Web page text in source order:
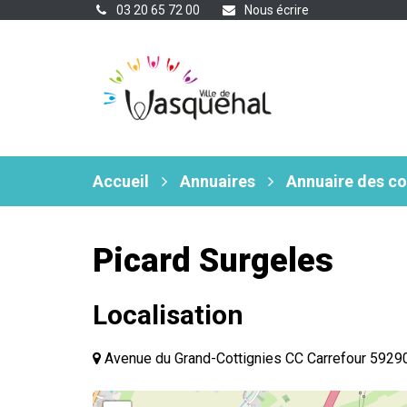
Gestion des traceurs03 20 65 72 00 Nous écrire
Accueil Annuaires Annuaire des
Picard Surgeles
Localisation
Avenue du Grand-Cottignies CC Carrefour